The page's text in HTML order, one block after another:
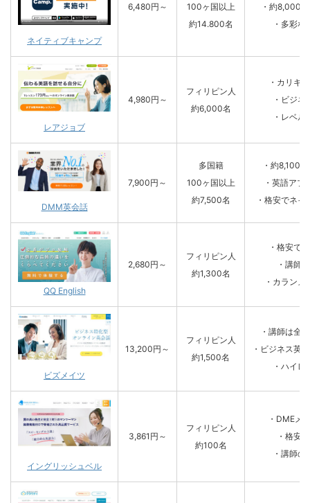
ネイティブキャンプ
6,480円～
100ヶ国以上
約14.800名
・約8,000
・多彩
レアジョブ
4,980円～
フィリピン人
約6,000名
・カリキ
・ビジ
・レベ
DMM英会話
7,900円～
多国籍
100ヶ国以上
約7,500名
・約8,100
・英語ア
・格安でネ
QQ English
2,680円～
フィリピン人
約1,300名
・格安で
・講師
・カラン
ビズメイツ
13,200円～
フィリピン人
約1,500名
・講師は全
・ビジネス英
・ハイ
イングリッシュベル
3,861円～
フィリピン人
約100名
・DMEメ
・格安
・講師